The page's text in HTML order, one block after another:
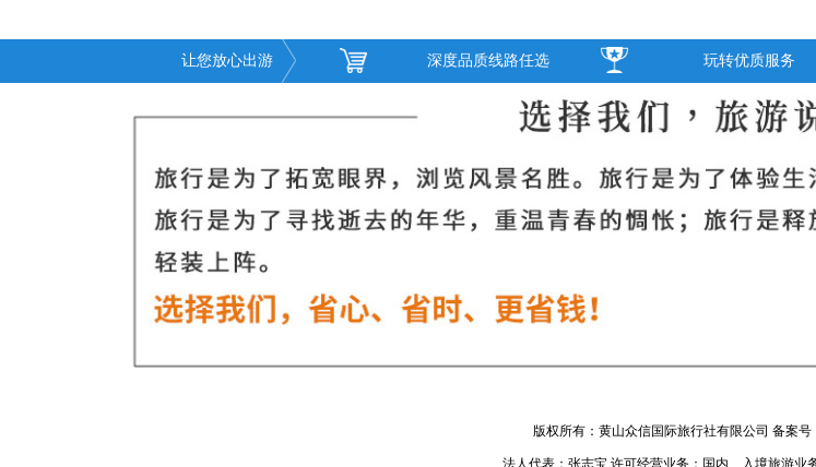
让您放心出游 深度品质线路任选 玩转优质服务
版权所有：黄山众信国际旅行社有限公司 备案号
法人代表：张志宝 许可经营业务：国内、入境旅游业